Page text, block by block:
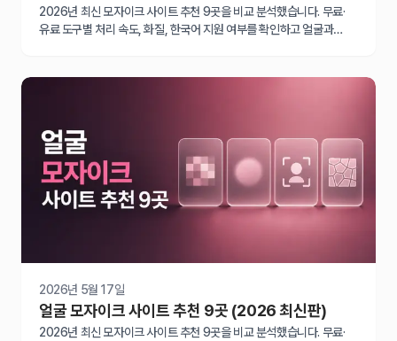
2026년 최신 모자이크 사이트 추천 9곳을 비교 분석했습니다. 무료·
유료 도구별 처리 속도, 화질, 한국어 지원 여부를 확인하고 얼굴과
2026년 5월 17일
얼굴 모자이크 사이트 추천 9곳 (2026 최신판)
2026년 최신 모자이크 사이트 추천 9곳을 비교 분석했습니다. 무료·